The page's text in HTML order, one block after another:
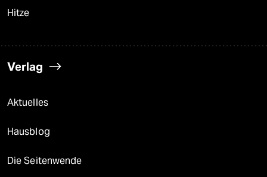
Hitze
Verlag
Aktuelles
Hausblog
Die Seitenwende